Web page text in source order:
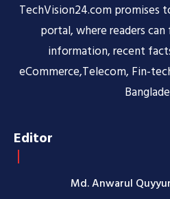
TechVision24.com promises
portal, where readers
information, recent
eCommerce,Telecom, Fin-
Editor
Md. Anwarul